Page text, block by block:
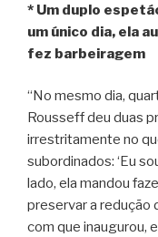
* Um duplo
um único dia, ela
fez barbeiragem
“No mesmo dia,
Rousseff deu duas
irrestritamente no
subordinados: ‘Eu
lado, ela mandou
preservar a redução
com que inaugurou,